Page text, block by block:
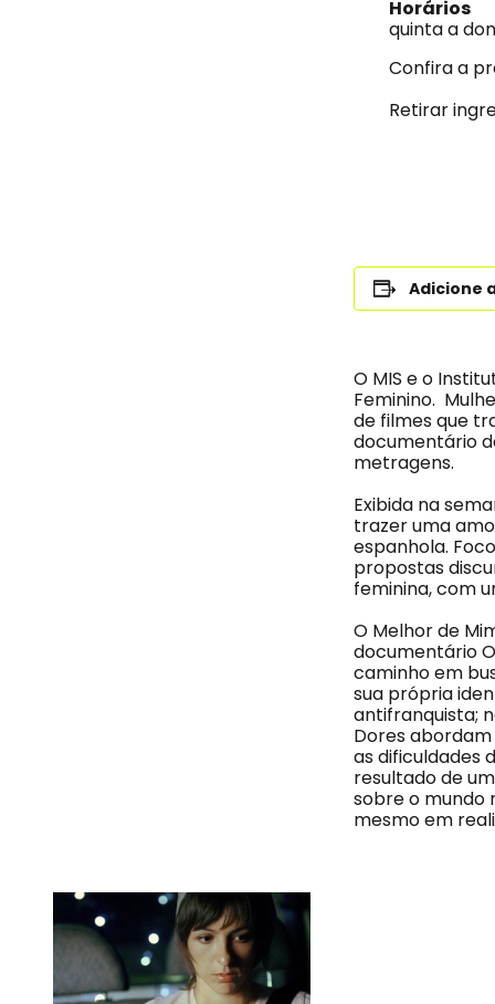
Horários
quinta a
Confira a
Retirar
Adicione
O MIS e o
Feminino.
de filmes que
documentário
metragens.
Exibida na
trazer uma
espanhola.
propostas
feminina, com
O Melhor de
documentário
caminho em
sua própria
antifranquista;
Dores
as dificuldades
resultado de
sobre o mundo
mesmo em